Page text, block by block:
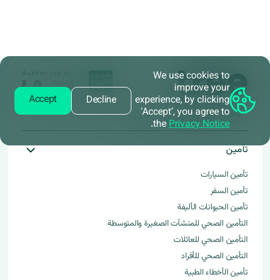
تأمين
تأمين السيارات
تأمين السفر
تأمين الحيوانات الأليفة
التأمين الصحي للمنشآت الصغيرة والمتوسطة​
التأمين الصحي للعائلات
التأمين الصحي للأفراد
تأمين الأخطاء الطبية
We use cookies to
improve your
experience, by clicking
'Accept’, you agree to
thePrivacy Notice
.
Decline
Accept